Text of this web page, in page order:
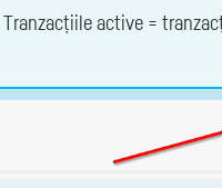
active =